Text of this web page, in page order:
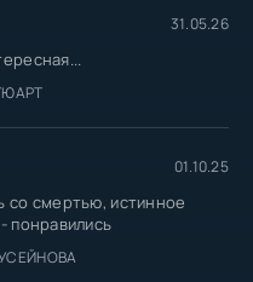
31.05.26
01.10.25
со смертью, истинное
понравились